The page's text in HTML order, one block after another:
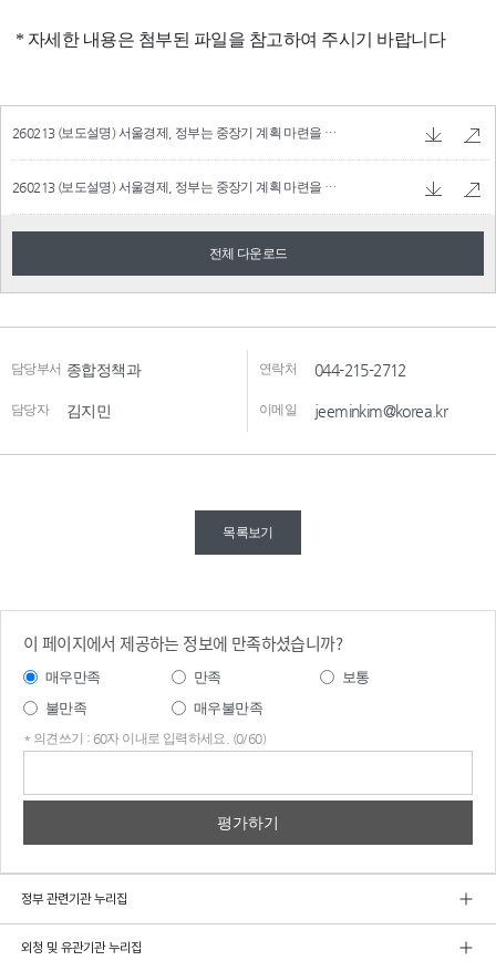
260213 (보도설명) 서울경제, 정부는 중장기 계획 마련을 위해 관계부처간 적극 협의하고 있습니다_f.hwp
260213 (보도설명) 서울경제, 정부는 중장기 계획 마련을 위해 관계부처간 적극 협의하고 있습니다_f.pdf
전체 다운로드
담당부서 종합정책과 연락처 044-215-2712
담당자 김지민 이메일 jeeminkim@korea.kr
목록보기
이 페이지에서 제공하는 정보에 만족하셨습니까?
매우만족 만족
보통
불만족
매우불만족
* 의견쓰기 : 60자 이내로 입력하세요. (0/60)
정부 관련기관 누리집
외청 및 유관기관 누리집